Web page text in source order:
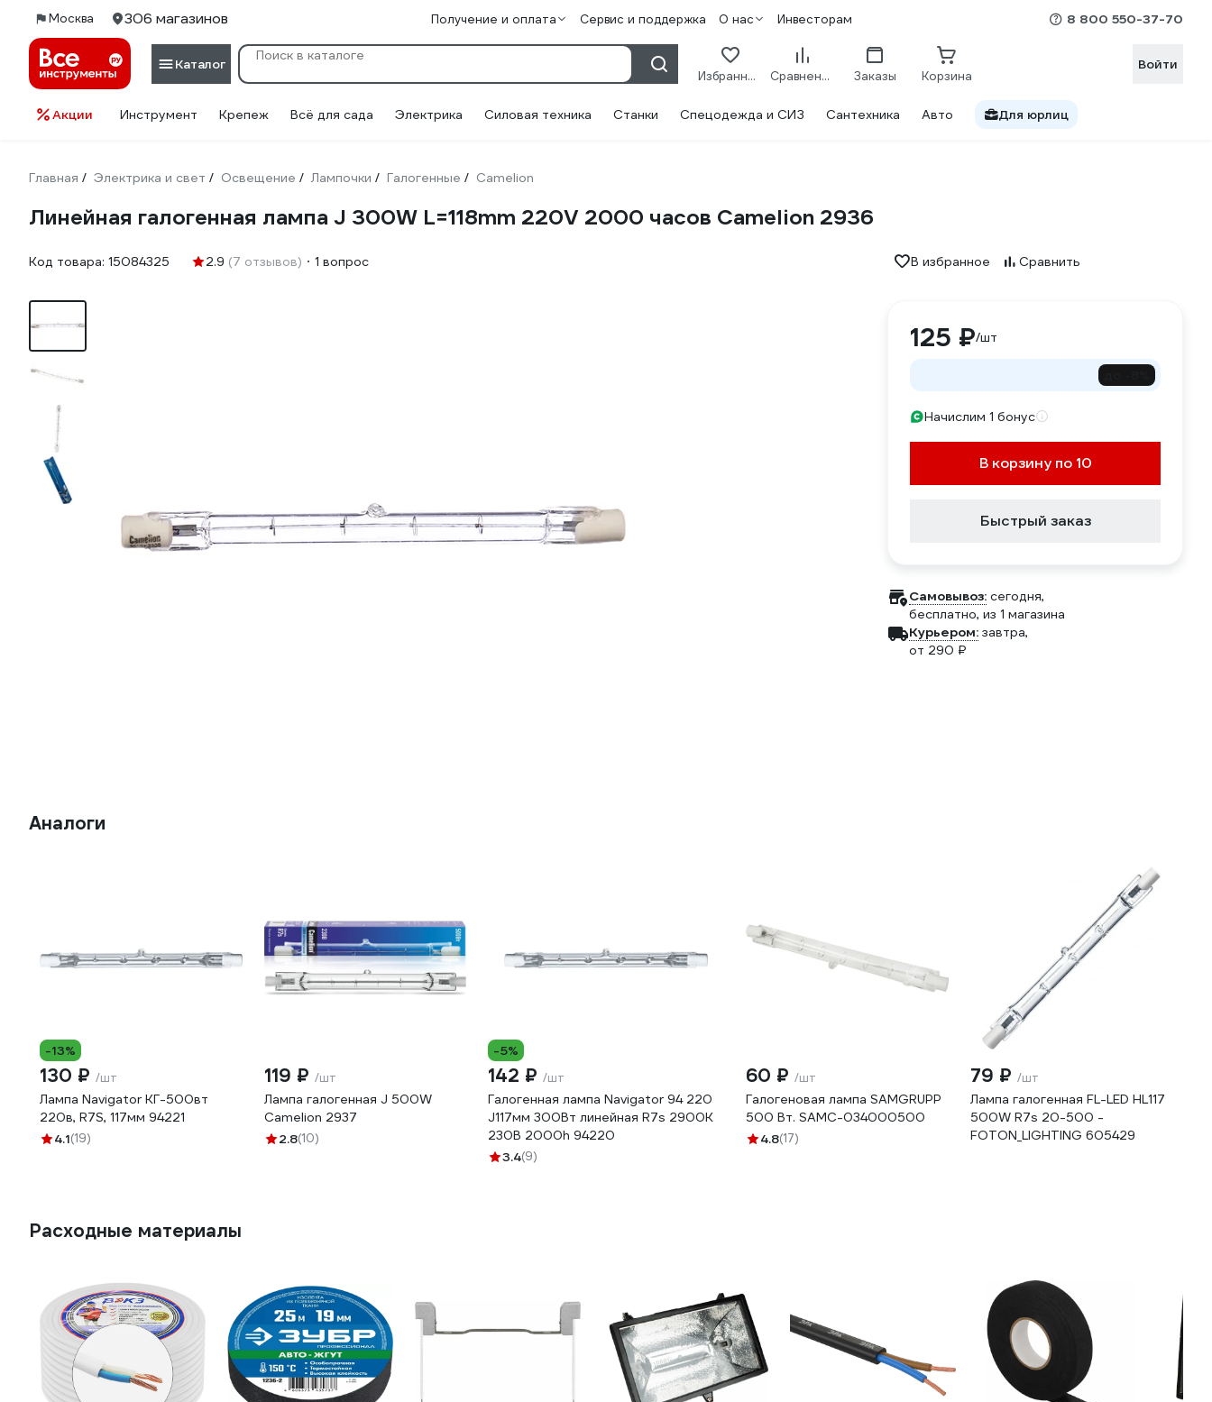
Москва 306 магазинов Получение и оплата Сервис и поддержка О нас Инвесторам 8 800 550-37-70
Каталог
Избранное Сравнение Заказы Корзина
Войти
Акции Инструмент Крепеж Всё для сада Электрика Силовая техника Станки Спецодежда и СИЗ Сантехника Авто Для юрлиц
Главная / Электрика и свет / Освещение / Лампочки / Галогенные / Camelion
Линейная галогенная лампа J 300W L=118mm 220V 2000 часов Camelion 2936
Код товара: 15084325 2.9 (7 отзывов) 1 вопрос В избранное Сравнить
125 ₽/шт
Начислим 1 бонус
В корзину по 10
Быстрый заказ
Самовывоз: сегодня,
бесплатно, из 1 магазина
Курьером: завтра,
от 290 ₽
Аналоги
-13%
130 ₽ /шт
Лампа Navigator КГ-500вт
220в, R7S, 117мм 94221
4.1(19)
119 ₽ /шт
Лампа галогенная J 500W
Camelion 2937
2.8(10)
-5%
142 ₽/шт
Галогенная лампа Navigator 94 220
J117мм 300Вт линейная R7s 2900К
230В 2000h 94220
3.4(9)
60 ₽ /шт
Галогеновая лампа SAMGRUPP
500 Вт. SAMC-034000500
4.8(17)
79 ₽ /шт
Лампа галогенная FL-LED HL117
500W R7s 20-500 -
FOTON_LIGHTING 605429
Расходные материалы